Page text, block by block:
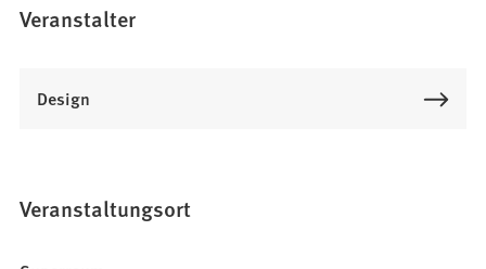
Veranstalter
Design
Veranstaltungsort